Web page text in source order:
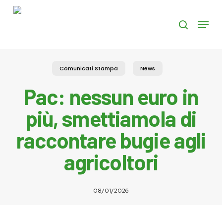
Skip
search
Menu
Comunicati Stampa News
Pac: nessun euro in
più, smettiamola di
raccontare bugie agli
agricoltori
08/01/2026